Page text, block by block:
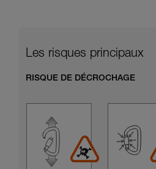
Les risques principaux
RISQUE DE DÉCROCHAGE